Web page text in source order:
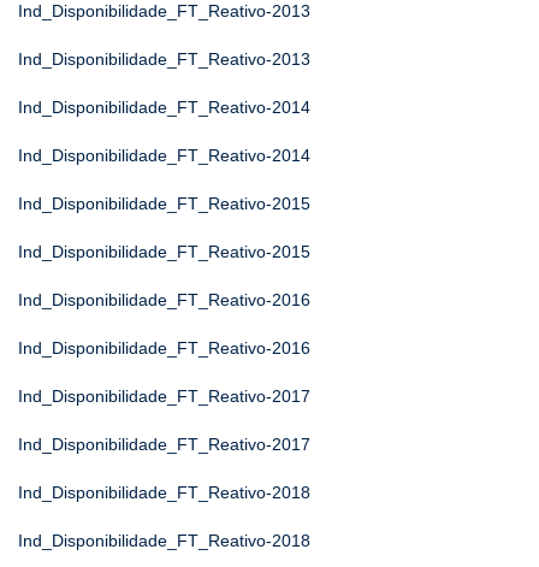
Ind_Disponibilidade_FT_Reativo-2013
Ind_Disponibilidade_FT_Reativo-2013
Ind_Disponibilidade_FT_Reativo-2014
Ind_Disponibilidade_FT_Reativo-2014
Ind_Disponibilidade_FT_Reativo-2015
Ind_Disponibilidade_FT_Reativo-2015
Ind_Disponibilidade_FT_Reativo-2016
Ind_Disponibilidade_FT_Reativo-2016
Ind_Disponibilidade_FT_Reativo-2017
Ind_Disponibilidade_FT_Reativo-2017
Ind_Disponibilidade_FT_Reativo-2018
Ind_Disponibilidade_FT_Reativo-2018